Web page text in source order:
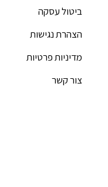
ביטול עסקה
הצהרת נגישות
מדיניות פרטיות
צור קשר